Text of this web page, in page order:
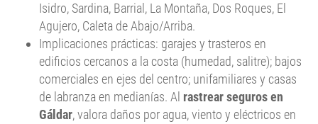
Isidro, Sardina, Barrial, La Montaña, Dos Roques, El
Agujero, Caleta de Abajo/Arriba.
Implicaciones prácticas: garajes y trasteros en
edificios cercanos a la costa (humedad, salitre); bajos
comerciales en ejes del centro; unifamiliares y casas
de labranza en medianías. Al rastrear seguros en
Gáldar, valora daños por agua, viento y eléctricos en